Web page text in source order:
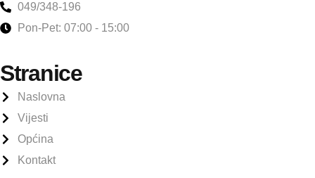
049/348-196
Pon-Pet: 07:00 - 15:00
Stranice
Naslovna
Vijesti
Općina
Kontakt